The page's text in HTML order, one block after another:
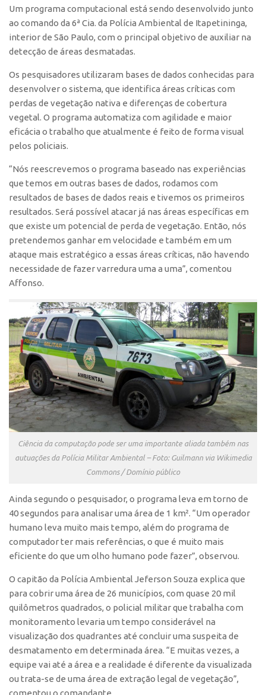
Conexão USP
Conexão Inter-USP
Inteligência Competitiva
Editais
Pesquisa na USP
EMBRAPIIs
CEPIX
CPEs
PRPI/USP
InovaUSP
Comunicação
Agenda AUSPIN
Fala Inovação
Premiações
Edição 2025
Edição 2021
Edição 2019
Inovação em Números
Propriedade Intelectual
Formas de Proteção
Patentes
Marcas
Softwares
Cultivares
Desenho Industrial
Buscar Anterioridade
Como solicitar
VPI – Vocação para Inovação
Um programa computacional está sendo desenvolvido junto
ao comando da 6ª Cia. da Polícia Ambiental de Itapetininga,
interior de São Paulo, com o principal objetivo de auxiliar na
detecção de áreas desmatadas.
Os pesquisadores utilizaram bases de dados conhecidas para
desenvolver o sistema, que identifica áreas críticas com
perdas de vegetação nativa e diferenças de cobertura
vegetal. O programa automatiza com agilidade e maior
eficácia o trabalho que atualmente é feito de forma visual
pelos policiais.
“Nós reescrevemos o programa baseado nas experiências
que temos em outras bases de dados, rodamos com
resultados de bases de dados reais e tivemos os primeiros
resultados. Será possível atacar já nas áreas específicas em
que existe um potencial de perda de vegetação. Então, nós
pretendemos ganhar em velocidade e também em um
ataque mais estratégico a essas áreas críticas, não havendo
necessidade de fazer varredura uma a uma”, comentou
Affonso.
Ciência da computação pode ser uma importante aliada também nas
autuações da Polícia Militar Ambiental – Foto: Guilmann via Wikimedia
Commons / Domínio público
Ainda segundo o pesquisador, o programa leva em torno de
40 segundos para analisar uma área de 1 km². “Um operador
humano leva muito mais tempo, além do programa de
computador ter mais referências, o que é muito mais
eficiente do que um olho humano pode fazer”, observou.
O capitão da Polícia Ambiental Jeferson Souza explica que
para cobrir uma área de 26 municípios, com quase 20 mil
quilômetros quadrados, o policial militar que trabalha com
monitoramento levaria um tempo considerável na
visualização dos quadrantes até concluir uma suspeita de
desmatamento em determinada área. “E muitas vezes, a
equipe vai até a área e a realidade é diferente da visualizada
ou trata-se de uma área de extração legal de vegetação”,